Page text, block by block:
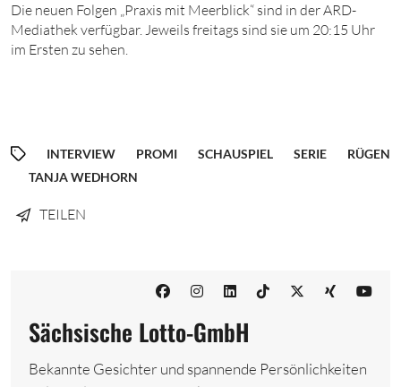
Die neuen Folgen „Praxis mit Meerblick“ sind in der ARD-
Mediathek verfügbar. Jeweils freitags sind sie um 20:15 Uhr
im Ersten zu sehen.
INTERVIEW PROMI SCHAUSPIEL SERIE
RÜGEN
TANJA WEDHORN
TEILEN
Sächsische Lotto-GmbH
Bekannte Gesichter und spannende Persönlichkeiten